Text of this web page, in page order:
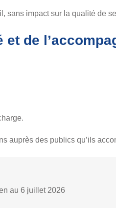
sans impact sur la qualité de
de
auprès des publics qu’ils
au 6 juillet 2026